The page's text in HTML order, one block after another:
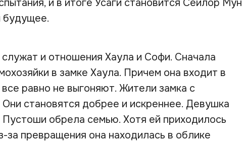
и в итоге Усаги становится Сейлор Мун
будущее.
и отношения Хаула и Софи. Сначала
в замке Хаула. Причем она входит в
равно не выгоняют. Жители замка с
становятся добрее и искреннее. Девушка
обрела семью. Хотя ей приходилось
превращения она находилась в облике